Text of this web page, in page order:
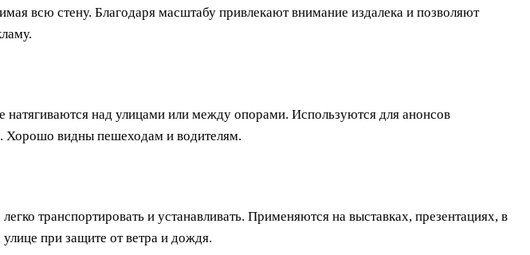
всю стену. Благодаря масштабу привлекают внимание издалека и позволяют
над улицами или между опорами. Используются для анонсов
Хорошо видны пешеходам и водителям.
транспортировать и устанавливать. Применяются на выставках, презентациях, в
при защите от ветра и дождя.